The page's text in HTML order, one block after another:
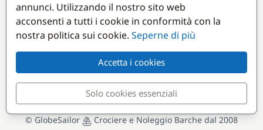
Destinazioni popolari
© GlobeSailor Crociere e Noleggio Barche dal 2008
annunci. Utilizzando il nostro sito web
acconsenti a tutti i cookie in conformità con la
nostra politica sui cookie. Seperne di più
Accetta i cookies
Solo cookies essenziali